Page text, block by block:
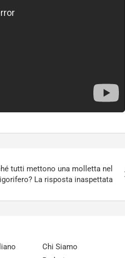
tutti mettono una molletta nel
La risposta inaspettata
Chi Siamo